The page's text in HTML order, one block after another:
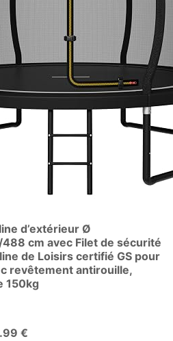
d’extérieur Ø
cm avec Filet de sécurité
de Loisirs certifié GS pour
revêtement antirouille,
150kg
€